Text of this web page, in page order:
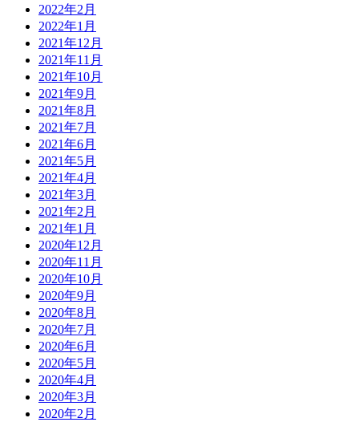
2022年2月
2022年1月
2021年12月
2021年11月
2021年10月
2021年9月
2021年8月
2021年7月
2021年6月
2021年5月
2021年4月
2021年3月
2021年2月
2021年1月
2020年12月
2020年11月
2020年10月
2020年9月
2020年8月
2020年7月
2020年6月
2020年5月
2020年4月
2020年3月
2020年2月